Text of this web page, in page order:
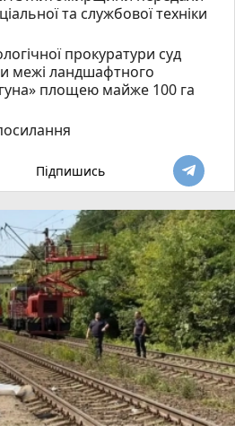
та службової техніки
прокуратури суд
межі ландшафтного
площею майже 100 га
Підпишись